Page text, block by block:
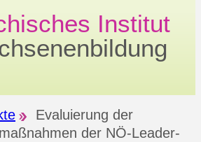
Institut
Evaluierung der
der NÖ-Leader-